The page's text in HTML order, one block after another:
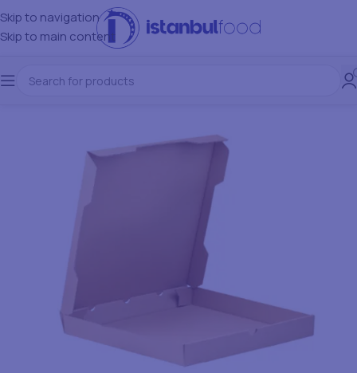
Skip to navigation
Skip to main content